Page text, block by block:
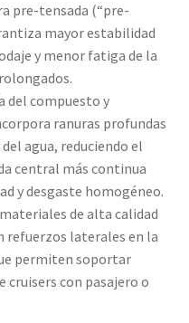
pre-tensada (“pre-
mayor estabilidad
y menor fatiga de la
del compuesto y
ranuras profundas
agua, reduciendo el
central más continua
y desgaste homogéneo.
de alta calidad
refuerzos laterales en la
permiten soportar
cruisers con pasajero o